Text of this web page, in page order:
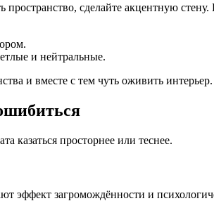
сделайте акцентную
и нейтральные.
и вместе с тем чуть оживить интерьер.
казаться просторнее или теснее.
эффект загромождённости и